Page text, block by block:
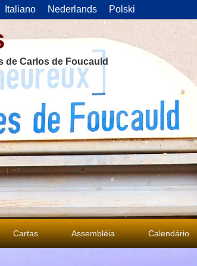
Italiano Nederlands Polski
de Carlos de Foucauld
Cartas Assembléia Calendário